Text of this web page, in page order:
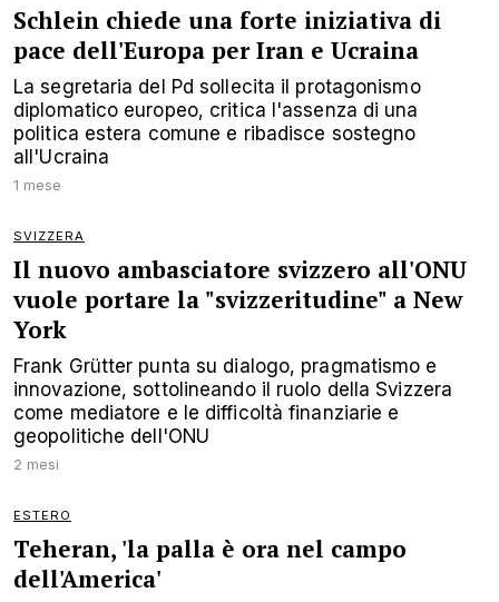
Schlein chiede una forte iniziativa di
pace dell'Europa per Iran e Ucraina
La segretaria del Pd sollecita il protagonismo
diplomatico europeo, critica l'assenza di una
politica estera comune e ribadisce sostegno
all'Ucraina
1 mese
SVIZZERA
Il nuovo ambasciatore svizzero all'ONU
vuole portare la "svizzeritudine" a New
York
Frank Grütter punta su dialogo, pragmatismo e
innovazione, sottolineando il ruolo della Svizzera
come mediatore e le difficoltà finanziarie e
geopolitiche dell'ONU
2 mesi
ESTERO
Teheran, 'la palla è ora nel campo
dell'America'